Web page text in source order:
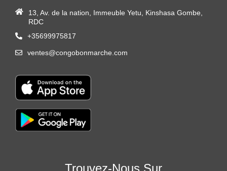
13, Av. de la nation, Immeuble Yetu, Kinshasa Gombe,
RDC
+35699975817
ventes@congobonmarche.com
Trouvez-Nous Sur